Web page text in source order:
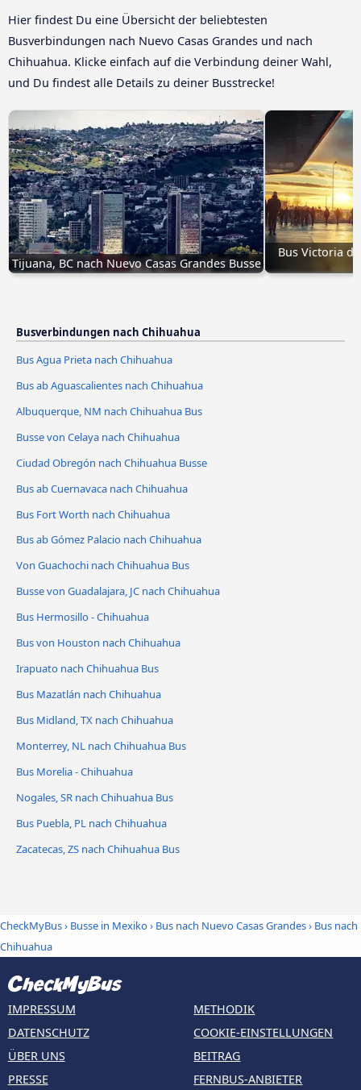
Hier findest Du eine Übersicht der beliebtesten
Busverbindungen nach Nuevo Casas Grandes und nach
Chihuahua. Klicke einfach auf die Verbindung deiner Wahl,
und Du findest alle Details zu deiner Busstrecke!
Tijuana, BC nach Nuevo Casas Grandes Busse
Bus Victoria
Busverbindungen nach Chihuahua
Bus Agua Prieta nach Chihuahua
Bus ab Aguascalientes nach Chihuahua
Albuquerque, NM nach Chihuahua Bus
Busse von Celaya nach Chihuahua
Ciudad Obregón nach Chihuahua Busse
Bus ab Cuernavaca nach Chihuahua
Bus Fort Worth nach Chihuahua
Bus ab Gómez Palacio nach Chihuahua
Von Guachochi nach Chihuahua Bus
Busse von Guadalajara, JC nach Chihuahua
Bus Hermosillo - Chihuahua
Bus von Houston nach Chihuahua
Irapuato nach Chihuahua Bus
Bus Mazatlán nach Chihuahua
Bus Midland, TX nach Chihuahua
Monterrey, NL nach Chihuahua Bus
Bus Morelia - Chihuahua
Nogales, SR nach Chihuahua Bus
Bus Puebla, PL nach Chihuahua
Zacatecas, ZS nach Chihuahua Bus
CheckMyBus› Busse in Mexiko› Bus nach Nuevo Casas Grandes› Bus nach
Chihuahua
IMPRESSUM
DATENSCHUTZ
ÜBER UNS
PRESSE
METHODIK
COOKIE-EINSTELLUNGEN
BEITRAG
FERNBUS-ANBIETER